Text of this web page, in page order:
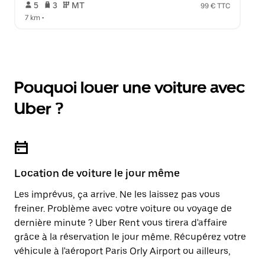
5 3 MT
99 € TTC
7 km •
Pouquoi louer une voiture avec
Uber ?
Location de voiture le jour même
Les imprévus, ça arrive. Ne les laissez pas vous
freiner. Problème avec votre voiture ou voyage de
dernière minute ? Uber Rent vous tirera d'affaire
grâce à la réservation le jour même. Récupérez votre
véhicule à l'aéroport Paris Orly Airport ou ailleurs,